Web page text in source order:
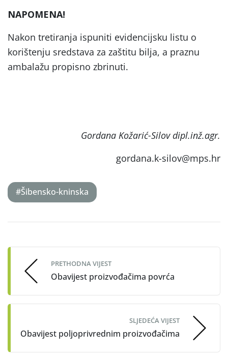
NAPOMENA!
Nakon tretiranja ispuniti evidencijsku listu o
korištenju sredstava za zaštitu bilja, a praznu
ambalažu propisno zbrinuti.
Gordana Kožarić-Silov dipl.inž.agr.
gordana.k-silov@mps.hr
#Šibensko-kninska
navigation
PRETHODNA VIJEST
Obavijest proizvođačima povrća
SLJEDEĆA VIJEST
Obavijest poljoprivrednim proizvođačima